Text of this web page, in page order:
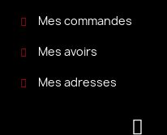
Mes commandes
Mes avoirs
Mes adresses